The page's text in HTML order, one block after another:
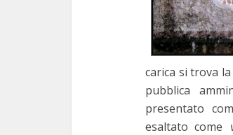
carica si trova
pubblica
presentato
esaltato come